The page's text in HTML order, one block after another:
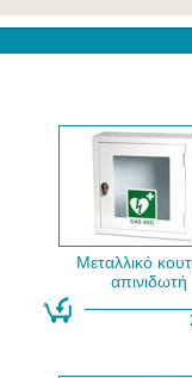
Μεταλλικό
απινιδωτή